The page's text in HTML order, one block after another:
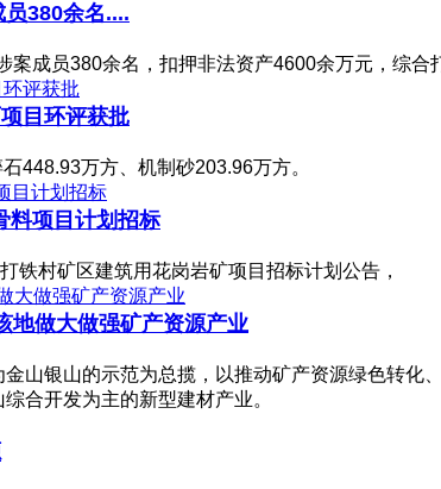
员380余名....
成员380余名，扣押非法资产4600余万元，综合
目环评获批
448.93万方、机制砂203.96万方。
料项目计划招标
铁村矿区建筑用花岗岩矿项目招标计划公告，
地做大做强矿产资源产业
山银山的示范为总揽，以推动矿产资源绿色转
合开发为主的新型建材产业。